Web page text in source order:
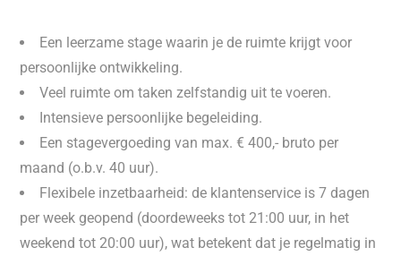
Een leerzame stage waarin je de ruimte krijgt voor
persoonlijke ontwikkeling.
Veel ruimte om taken zelfstandig uit te voeren.
Intensieve persoonlijke begeleiding.
Een stagevergoeding van max. € 400,- bruto per
maand (o.b.v. 40 uur).
Flexibele inzetbaarheid: de klantenservice is 7 dagen
per week geopend (doordeweeks tot 21:00 uur, in het
weekend tot 20:00 uur), wat betekent dat je regelmatig in